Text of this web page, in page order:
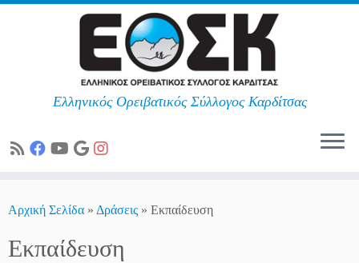
Ελληνικός Ορειβατικός Σύλλογος Καρδίτσας
Αρχική Σελίδα » Δράσεις » Εκπαίδευση
Εκπαίδευση